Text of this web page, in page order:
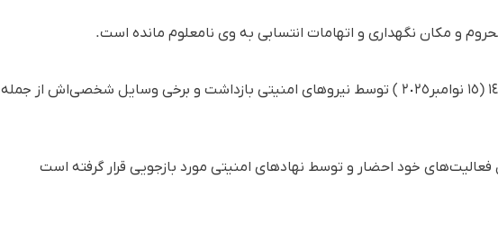
و مکان نگهداری و اتهامات انتسابی به وی نامعلوم مانده است.
این شهروند بهایی روز شنبە ٢٤ آبان ماه ١٤٠٤ (١٥ نوامبر٢٠٢٥ ) توسط نیروهای امنیتی بازداشت و برخی وسایل شخصی‌اش از جمله
خود احضار و توسط نهادهای امنیتی مورد بازجویی قرار گرفته است